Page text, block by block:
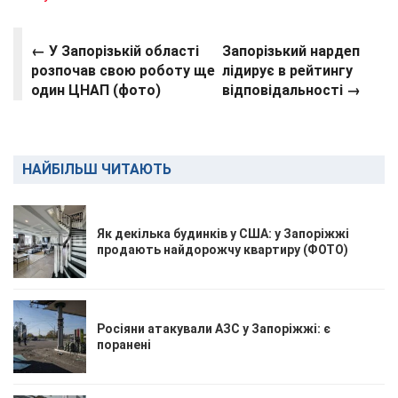
← У Запорізькій області
розпочав свою роботу ще
один ЦНАП (фото)
Запорізький нардеп
лідирує в рейтингу
відповідальності →
НАЙБІЛЬШ ЧИТАЮТЬ
Як декілька будинків у США: у Запоріжжі
продають найдорожчу квартиру (ФОТО)
Росіяни атакували АЗС у Запоріжжі: є
поранені